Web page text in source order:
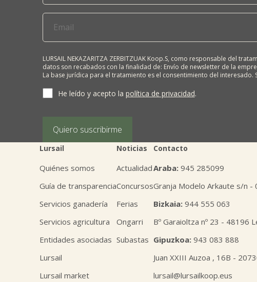
LURSAIL NEKAZARITZA ZERBITZUAK Koop.S, como responsable del
datos son recabados con la finalidad de: Envío de newsletter de la
La base jurídica para el tratamiento es el consentimiento del interesado.
supresión, limitación del tratamiento, oposición o derecho a la
personales, escribiéndonos a la dirección de nuestras oficinas,
He leído y acepto la política de privacidad.
Quiero suscribirme
Lursail
Quiénes somos
Guía de transparencia
Servicios ganadería
Servicios agricultura
Entidades asociadas
Lursail
Lursail market
Noticias
Actualidad
Concursos
Ferias
Ongarri
Subastas
Contacto
Araba: 945 285099
Granja Modelo Arkaute s/n -
Bizkaia: 944 555 063
Bº Garaioltza nº 23 - 48196
Gipuzkoa: 943 083 888
Juan XXIII Auzoa , 16B -
lursail@lursailkoop.eus